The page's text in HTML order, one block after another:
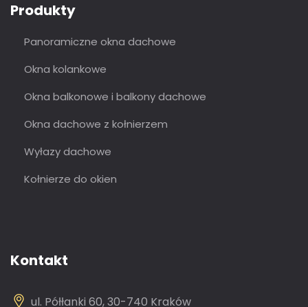
Produkty
Panoramiczne okna dachowe
Okna kolankowe
Okna balkonowe i balkony dachowe
Okna dachowe z kołnierzem
Wyłazy dachowe
Kołnierze do okien
Kontakt
ul. Półłanki 60, 30-740 Kraków